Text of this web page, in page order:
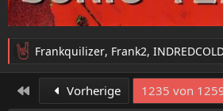
R
e
a
Frankquilizer, Frank2,
Erste Vorherige 1235 von